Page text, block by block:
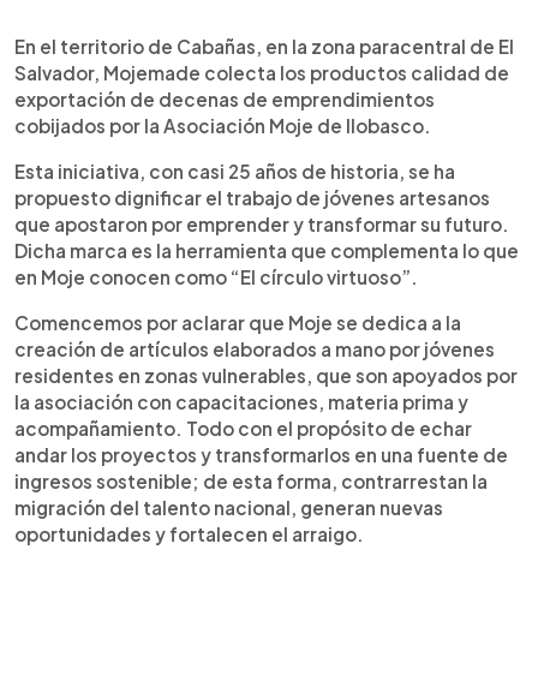
Escuchar artículo
En el territorio de Cabañas, en la zona paracentral de El
Salvador, Mojemade colecta los productos calidad de
exportación de decenas de emprendimientos
cobijados por la Asociación Moje de Ilobasco.
Esta iniciativa, con casi 25 años de historia, se ha
propuesto dignificar el trabajo de jóvenes artesanos
que apostaron por emprender y transformar su futuro.
Dicha marca es la herramienta que complementa lo que
en Moje conocen como “El círculo virtuoso”.
Comencemos por aclarar que Moje se dedica a la
creación de artículos elaborados a mano por jóvenes
residentes en zonas vulnerables, que son apoyados por
la asociación con capacitaciones, materia prima y
acompañamiento. Todo con el propósito de echar
andar los proyectos y transformarlos en una fuente de
ingresos sostenible; de esta forma, contrarrestan la
migración del talento nacional, generan nuevas
oportunidades y fortalecen el arraigo.